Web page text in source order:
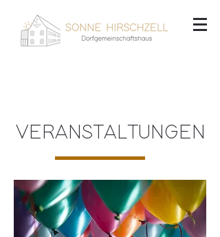
VERANSTALTUNGEN